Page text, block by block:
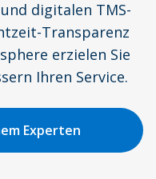
Transparenz
erzielen Sie
Ihren Service.